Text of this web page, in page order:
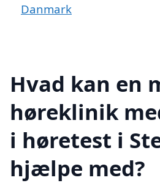
Danmark
Hvad kan en
høreklinik
i høretest i
hjælpe med?